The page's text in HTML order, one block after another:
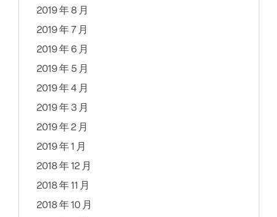
2019 年 8 月
2019 年 7 月
2019 年 6 月
2019 年 5 月
2019 年 4 月
2019 年 3 月
2019 年 2 月
2019 年 1 月
2018 年 12 月
2018 年 11 月
2018 年 10 月